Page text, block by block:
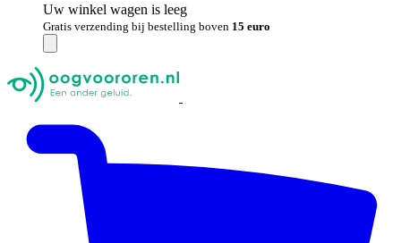
Uw winkel wagen is leeg
Gratis verzending bij bestelling boven 15 euro